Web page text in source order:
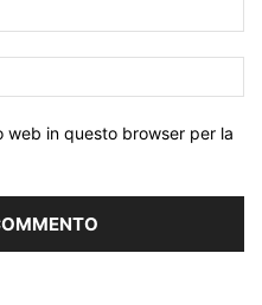
web in questo browser per la